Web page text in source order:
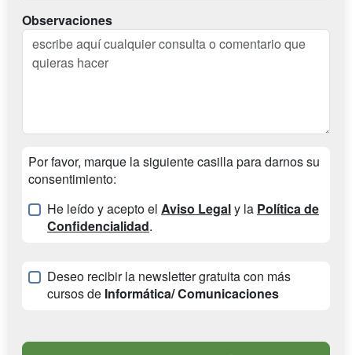
Observaciones
Por favor, marque la siguiente casilla para darnos su
consentimiento:
He leído y acepto el Aviso Legaly la Política de
Confidencialidad.
Deseo recibir la newsletter gratuita con más
cursos de Informática/ Comunicaciones